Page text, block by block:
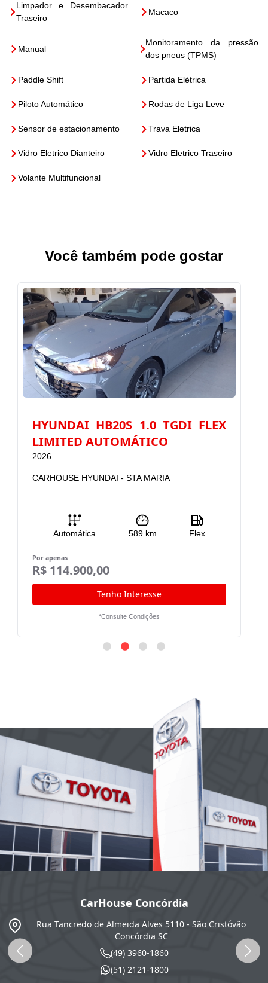
Limpador e Desembacador
Traseiro
Macaco
Manual
Monitoramento da pressão
dos pneus (TPMS)
Paddle Shift Partida Elétrica
Piloto Automático Rodas de Liga Leve
Sensor de estacionamento Trava Eletrica
Vidro Eletrico Dianteiro Vidro Eletrico Traseiro
Volante Multifuncional
Você também pode gostar
HYUNDAI HB20S 1.0 TGDI FLEX
LIMITED AUTOMÁTICO
2026
CARHOUSE HYUNDAI - STA MARIA
Automática 589km Flex
Por apenas
R$ 114.900,00
Tenho Interesse
*Consulte Condições
CarHouse Concórdia
Rua Tancredo de Almeida Alves 5110 - São Cristóvão
Concórdia SC
(49) 3960-1860
(51) 2121-1800